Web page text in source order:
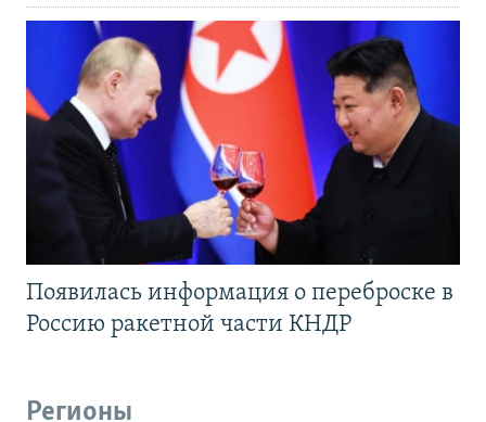
Появилась информация о переброске в
Россию ракетной части КНДР
Регионы